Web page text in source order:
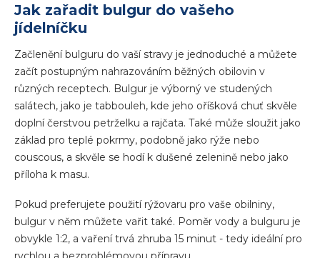
Jak zařadit bulgur do vašeho
jídelníčku
Začlenění bulguru do vaší stravy je jednoduché a můžete
začít postupným nahrazováním běžných obilovin v
různých receptech. Bulgur je výborný ve studených
salátech, jako je tabbouleh, kde jeho oříšková chuť skvěle
doplní čerstvou petrželku a rajčata. Také může sloužit jako
základ pro teplé pokrmy, podobně jako rýže nebo
couscous, a skvěle se hodí k dušené zelenině nebo jako
příloha k masu.
Pokud preferujete použití rýžovaru pro vaše obilniny,
bulgur v něm můžete vařit také. Poměr vody a bulguru je
obvykle 1:2, a vaření trvá zhruba 15 minut - tedy ideální pro